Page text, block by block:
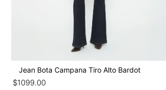
Jean Bota Campana Tiro Alto Bardot
$1099.00